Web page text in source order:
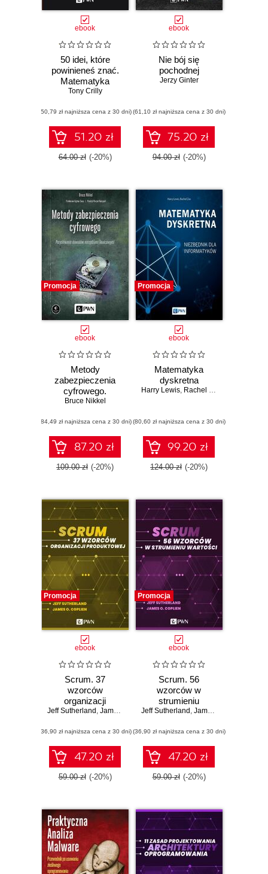
ebook
50 idei, które
powinieneś znać.
Matematyka
Tony Crilly
(50,79 zł najniższa cena z 30 dni)
51.20 zł
64.00 zł (-20%)
ebook
Nie bój się
pochodnej
Jerzy Ginter
(61,10 zł najniższa cena z 30 dni)
75.20 zł
94.00 zł (-20%)
Promocja
ebook
Metody
zabezpieczenia
cyfrowego.
Pozyskiwanie
narzędziami
linuksowymi
Bruce Nikkel
(84,49 zł najniższa cena z 30 dni)
87.20 zł
109.00 zł (-20%)
Promocja
ebook
Matematyka
dyskretna
Harry Lewis, Rachel Zax
(80,60 zł najniższa cena z 30 dni)
99.20 zł
124.00 zł (-20%)
Promocja
ebook
Scrum. 37
wzorców
organizacji
produktowej
Jeff Sutherland , James O. Coplien
(36,90 zł najniższa cena z 30 dni)
47.20 zł
59.00 zł (-20%)
Promocja
ebook
Scrum. 56
wzorców w
strumieniu
wartości (ebook)
Jeff Sutherland , James O. Coplien
(36,90 zł najniższa cena z 30 dni)
47.20 zł
59.00 zł (-20%)